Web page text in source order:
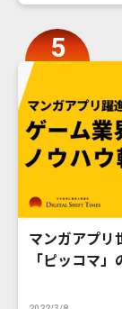
マンガアプリ
「ピッコマ」